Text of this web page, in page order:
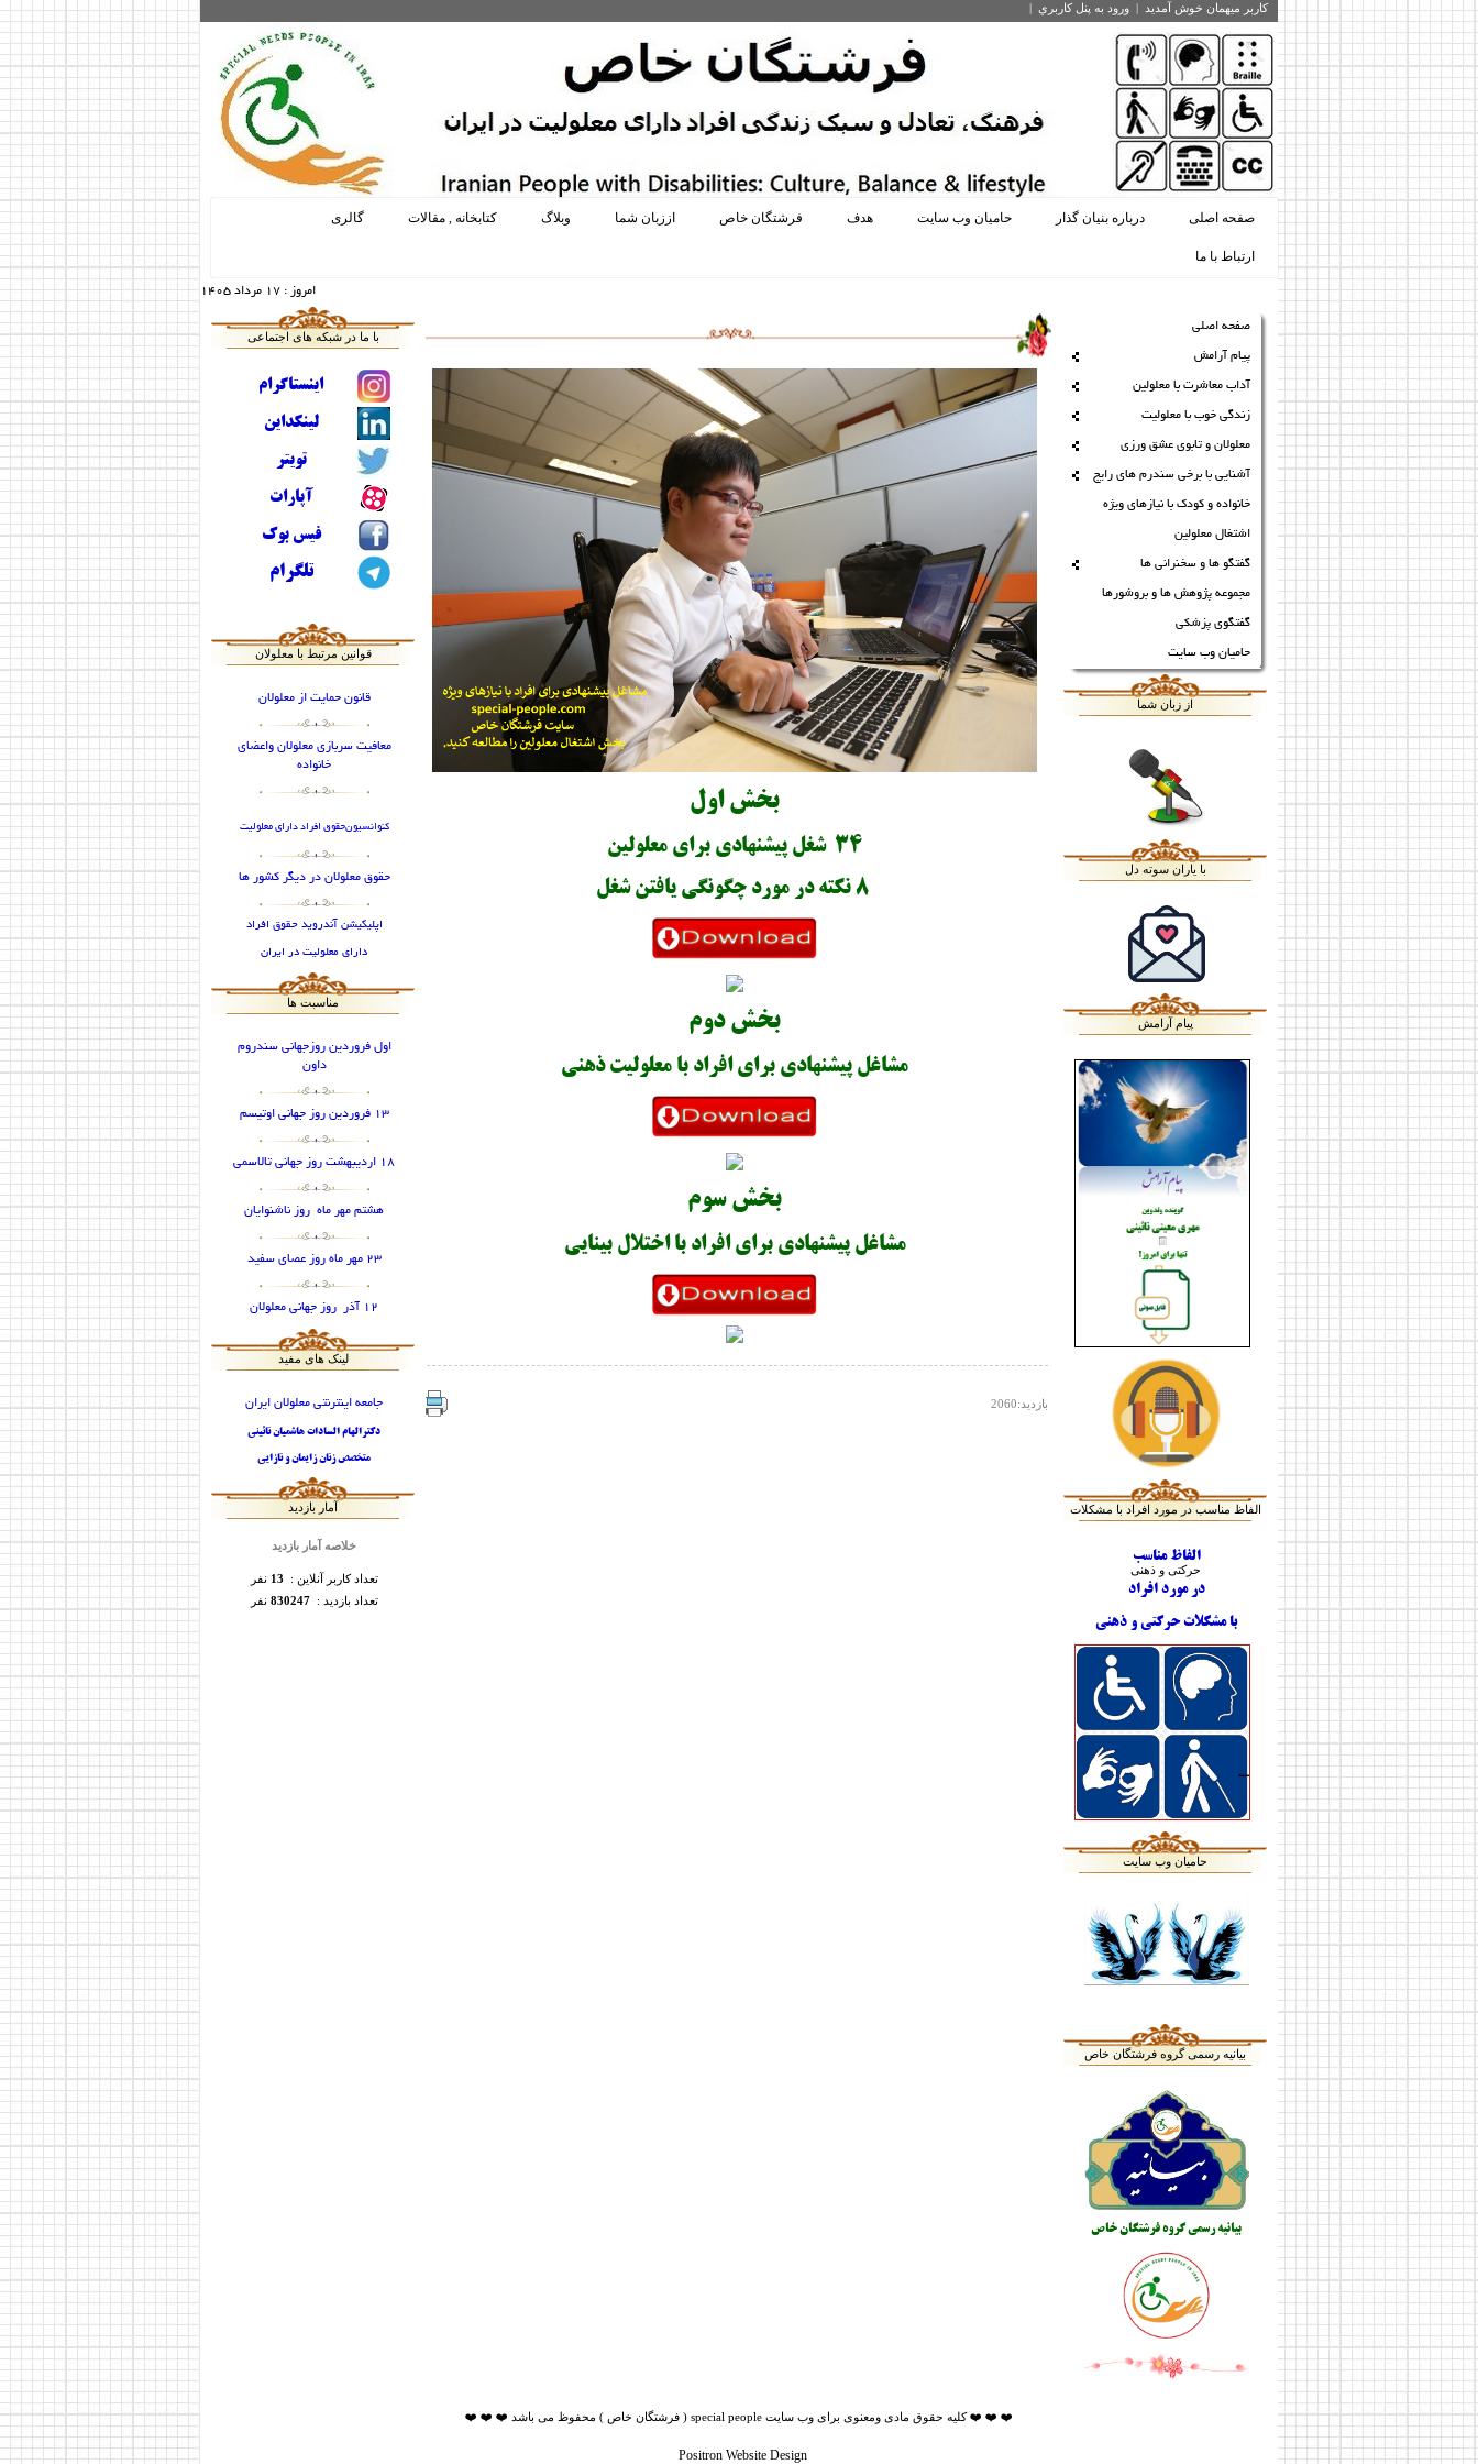
کاربر میهمان خوش آمديد | ورود به پنل کاربري |
صفحه اصلی درباره بنیان گذار حامیان وب سایت هدف فرشتگان خاص اززبان شما وبلاگ کتابخانه , مقالات گالری
ارتباط با ما
امروز : 17 مرداد 1405
با ما در شبکه های اجتماعی
اینستاگرام
لینکداین
تویتر
آپارات
فیس بوک
تلگرام
قوانین مرتبط با معلولان
قانون حمایت از معلولان
معافیت سربازی معلولان واعضای
خانواده
كنوانسيونحقوق افراد داراي معلوليت
حقوق معلولان در دیگر کشور ها
اپلیکیشن آندروید حقوق افراد
دارای معلولیت در ایران
مناسبت ها
اول فروردین روزجهانی سندروم
داون
13 فروردین روز جهانی اوتیسم
18 اردیبهشت روز جهانی تالاسمی
هشتم مهر ماه روز ناشنوایان
23 مهر ماه روز عصای سفید
12 آذر روز جهانی معلولان
لینک های مفید
جامعه اینترنتی معلولان ایران
دکترالهام السادات هاشمیان نائینی
متخصص زنان زایمان و نازایی
آمار بازدید
خلاصه آمار بازدید
تعداد کاربر آنلاین : 13 نفر
تعداد بازدید :830247 نفر
صفحه اصلی
پیام آرامش
آداب معاشرت با معلولین
زندگی خوب با معلولیت
معلولان و تابوی عشق ورزی
آشنایی با برخی سندرم های رایج
خانواده و کودک با نیازهای ویژه
اشتغال معلولین
گفتگو ها و سخنرانی ها
مجموعه پژوهش ها و بروشورها
گفتگوی پزشکی
حامیان وب سایت
از زبان شما
با یاران سوته دل
پیام آرامش
الفاظ مناسب در مورد افراد با مشکلات
حرکتی و ذهنی
الفاظ مناسب
در مورد افراد
با مشکلات حرکتی و ذهنی
حامیان وب سایت
بیانیه رسمی گروه فرشتگان خاص
بیانیه رسمی گروه فرشتگان خاص
بخش اول
34 شغل پیشنهادی برای معلولین
بخش دوم
مشاغل پیشنهادی برای افراد با معلولیت ذهنی
بخش سوم
مشاغل پیشنهادی برای افراد با اختلال بینایی
بازدید:2060
❤️ ❤️ ❤️ کلیه حقوق مادی ومعنوی برای وب سایت special people ( فرشتگان خاص ) محفوظ می باشد ❤️ ❤️ ❤️
Positron Website Design